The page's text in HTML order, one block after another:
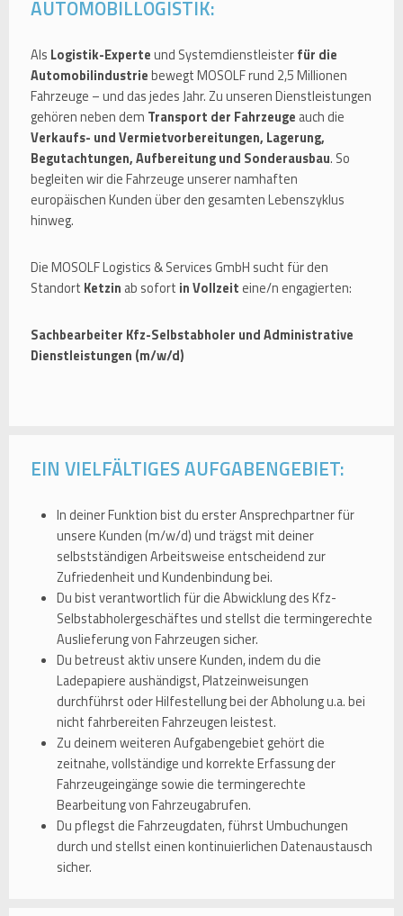
AUTOMOBILLOGISTIK:
Als Logistik-Experteund Systemdienstleisterfür die
Automobilindustriebewegt MOSOLF rund 2,5 Millionen
Fahrzeuge – und das jedes Jahr. Zu unseren Dienstleistungen
gehören neben dem Transport der Fahrzeuge auch die
Verkaufs- und Vermietvorbereitungen, Lagerung,
Begutachtungen, Aufbereitung und Sonderausbau. So
begleiten wir die Fahrzeuge unserer namhaften
europäischen Kunden über den gesamten Lebenszyklus
hinweg.
Die MOSOLF Logistics & Services GmbH sucht für den
Standort Ketzin ab sofort in Vollzeit eine/n engagierten:
Sachbearbeiter Kfz-Selbstabholer und Administrative
Dienstleistungen (m/w/d)
EIN VIELFÄLTIGES AUFGABENGEBIET:
In deiner Funktion bist du erster Ansprechpartner für
unsere Kunden (m/w/d) und trägst mit deiner
selbstständigen Arbeitsweise entscheidend zur
Zufriedenheit und Kundenbindung bei.
Du bist verantwortlich für die Abwicklung des Kfz-
Selbstabholergeschäftes und stellst die termingerechte
Auslieferung von Fahrzeugen sicher.
Du betreust aktiv unsere Kunden, indem du die
Ladepapiere aushändigst, Platzeinweisungen
durchführst oder Hilfestellung bei der Abholung u.a. bei
nicht fahrbereiten Fahrzeugen leistest.
Zu deinem weiteren Aufgabengebiet gehört die
zeitnahe, vollständige und korrekte Erfassung der
Fahrzeugeingänge sowie die termingerechte
Bearbeitung von Fahrzeugabrufen.
Du pflegst die Fahrzeugdaten, führst Umbuchungen
durch und stellst einen kontinuierlichen Datenaustausch
sicher.